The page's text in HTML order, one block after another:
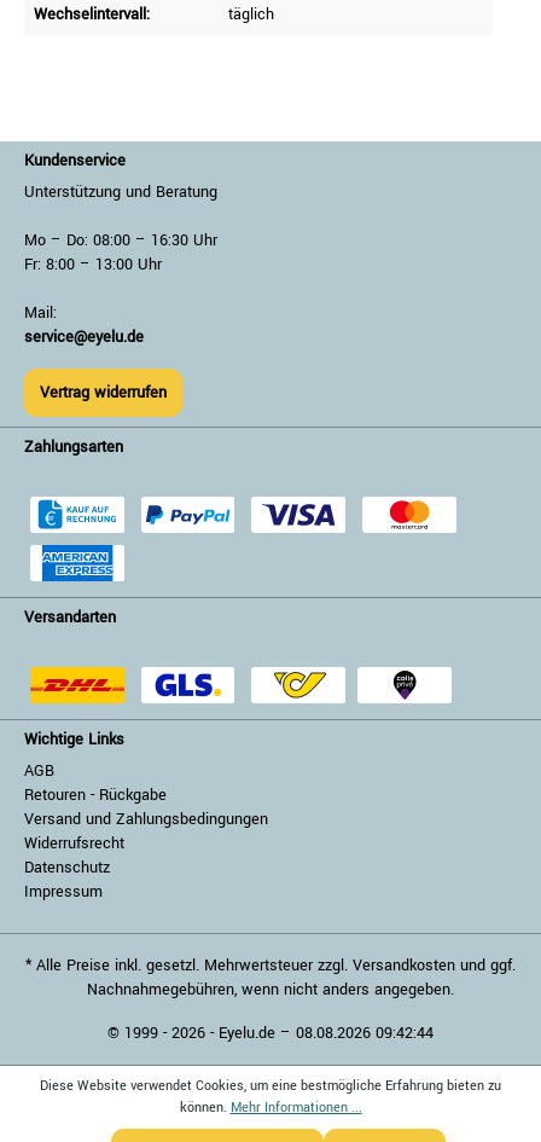
Wechselintervall:
täglich
Kundenservice
Unterstützung und Beratung
Mo – Do: 08:00 – 16:30 Uhr
Fr: 8:00 – 13:00 Uhr
Mail:
service@eyelu.de
Vertrag widerrufen
Zahlungsarten
Versandarten
Wichtige Links
AGB
Retouren - Rückgabe
Versand und Zahlungsbedingungen
Widerrufsrecht
Datenschutz
Impressum
* Alle Preise inkl. gesetzl. Mehrwertsteuer zzgl. Versandkosten und ggf.
Nachnahmegebühren, wenn nicht anders angegeben.
© 1999 - 2026 - Eyelu.de – 08.08.2026 09:42:44
Diese Website verwendet Cookies, um eine bestmögliche Erfahrung bieten zu
können. Mehr Informationen ...